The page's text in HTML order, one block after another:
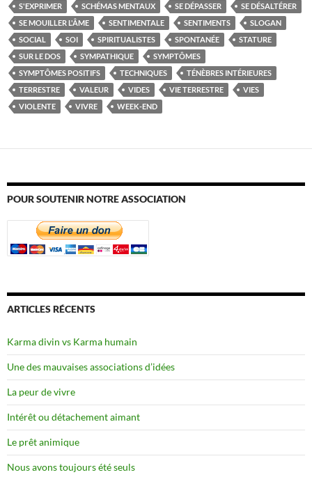
S'EXPRIMER
SCHÉMAS MENTAUX SE DÉPASSER
SE DÉSALTÉRER
SE MOUILLER L'ÂME
SENTIMENTALE SENTIMENTS
SLOGAN
SOCIAL
SOI SPIRITUALISTES SPONTANÉE
STATURE
SUR LE DOS
SYMPATHIQUE
SYMPTÔMES
SYMPTÔMES POSITIFS
TECHNIQUES
TÉNÈBRES INTÉRIEURES
TERRESTRE
VALEUR VIDES VIE TERRESTRE
VIES
VIOLENTE
VIVRE WEEK-END
POUR SOUTENIR NOTRE ASSOCIATION
ARTICLES RÉCENTS
Karma divin vs Karma humain
Une des mauvaises associations d’idées
La peur de vivre
Intérêt ou détachement aimant
Le prêt animique
Nous avons toujours été seuls